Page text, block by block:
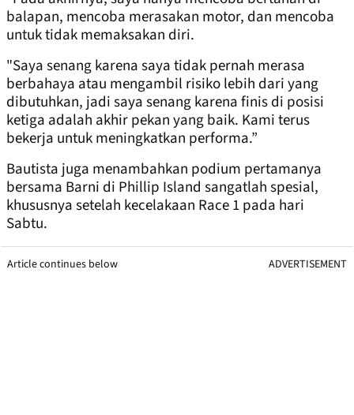
balapan, mencoba merasakan motor, dan mencoba
untuk tidak memaksakan diri.
"Saya senang karena saya tidak pernah merasa
berbahaya atau mengambil risiko lebih dari yang
dibutuhkan, jadi saya senang karena finis di posisi
ketiga adalah akhir pekan yang baik. Kami terus
bekerja untuk meningkatkan performa.”
Bautista juga menambahkan podium pertamanya
bersama Barni di Phillip Island sangatlah spesial,
khususnya setelah kecelakaan Race 1 pada hari
Sabtu.
Article continues below ADVERTISEMENT